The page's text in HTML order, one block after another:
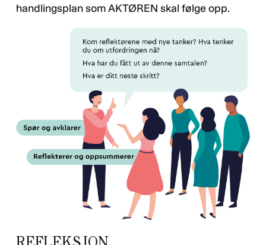
handlingsplan som AKTØREN skal følge opp.